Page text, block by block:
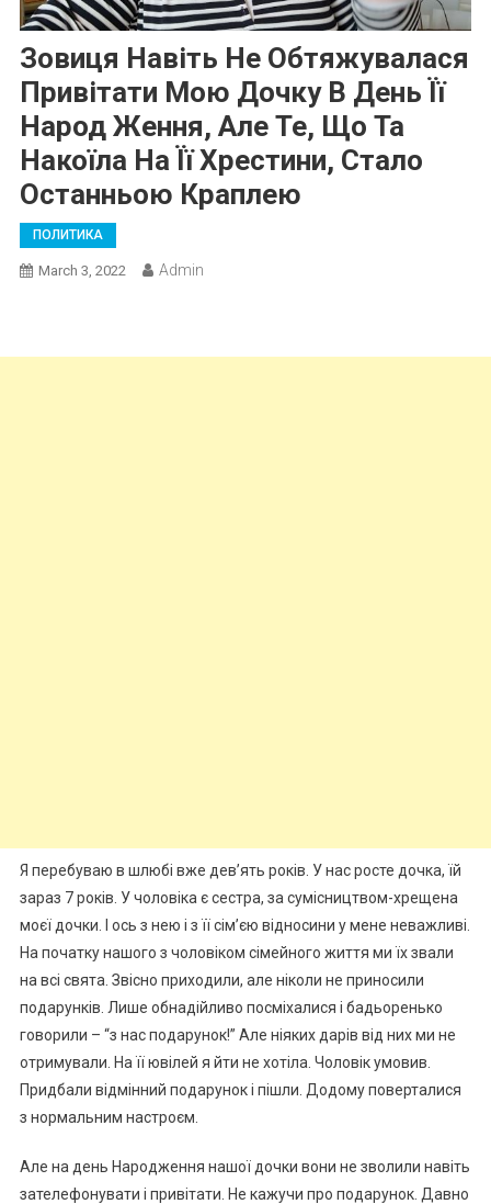
Зовиця Навіть Не Обтяжувалася
Привітати Мою Дочку В День Її
Народ Ження, Але Те, Що Та
Накоїла На Її Хрестини, Стало
Останньою Краплею
ПОЛИТИКА
March 3, 2022 Admin
Я перебуваю в шлюбі вже дев’ять років. У нас росте дочка, їй
зараз 7 років. У чоловіка є сестра, за сумісництвом-хрещена
моєї дочки. І ось з нею і з її сім’єю відносини у мене неважливі.
На початку нашого з чоловіком сімейного життя ми їх звали
на всі свята. Звісно приходили, але ніколи не приносили
подарунків. Лише обнадійливо посміхалися і бадьоренько
говорили – “з нас подарунок!” Але ніяких дарів від них ми не
отримували. На її ювілей я йти не хотіла. Чоловік умовив.
Придбали відмінний подарунок і пішли. Додому поверталися
з нормальним настроєм.
Але на день Народження нашої дочки вони не зволили навіть
зателефонувати і привітати. Не кажучи про подарунок. Давно